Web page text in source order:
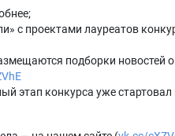
с проектами лауреатов
подборки новостей
этап конкурса уже